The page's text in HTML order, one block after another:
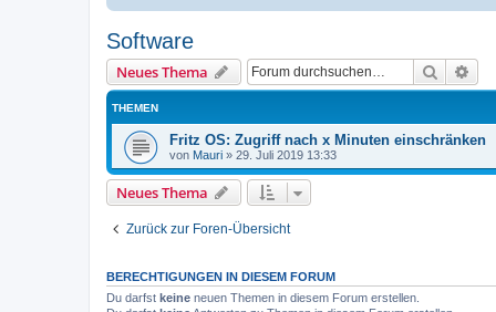
Software
Neues Thema Suche
THEMEN
Fritz OS: Zugriff nach x Minuten einschränken
von Mauri » 29. Juli 2019 13:33
Neues Thema
Zurück zur Foren-Übersicht
BERECHTIGUNGEN IN DIESEM FORUM
Du darfst keine neuen Themen in diesem Forum erstellen.